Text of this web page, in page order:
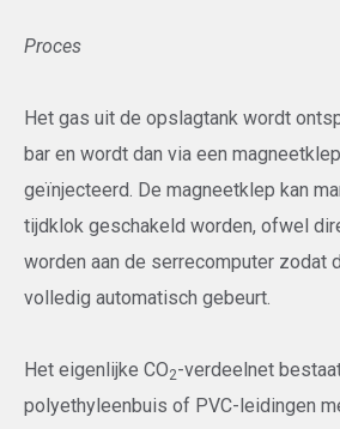
Proces
Het gas uit de opslagtank wordt
bar en wordt dan via een
geïnjecteerd. De magneetklep kan
tijdklok geschakeld worden, ofwel
worden aan de serrecomputer zodat
volledig automatisch gebeurt.
Het eigenlijke CO2-verdeelnet
polyethyleenbuis of PVC-leidingen